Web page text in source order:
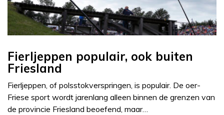
Fierljeppen populair, ook buiten
Friesland
Fierljeppen, of polsstokverspringen, is populair. De oer-
Friese sport wordt jarenlang alleen binnen de grenzen van
de provincie Friesland beoefend, maar…